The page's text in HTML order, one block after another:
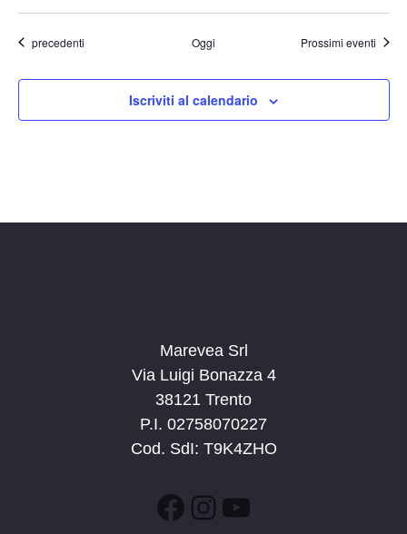
Eventi
precedenti Oggi Prossimi eventi
Iscriviti al calendario
Marevea Srl
Via Luigi Bonazza 4
38121 Trento
P.I. 02758070227
Cod. SdI: T9K4ZHO
Facebook
Instagram
YouTube